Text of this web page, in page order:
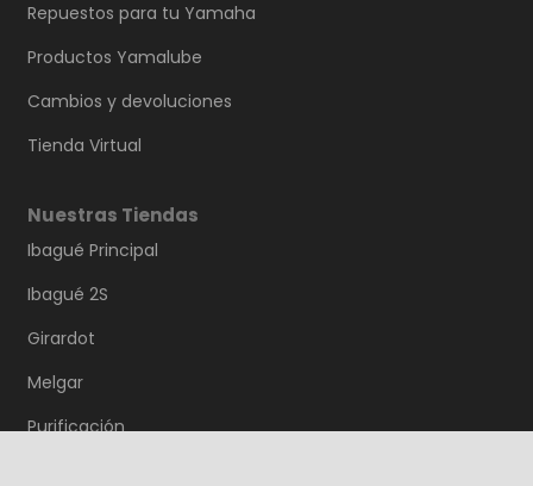
Repuestos para tu Yamaha
Productos Yamalube
Cambios y devoluciones
Tienda Virtual
Nuestras Tiendas
Ibagué Principal
Ibagué 2S
Girardot
Melgar
Purificación